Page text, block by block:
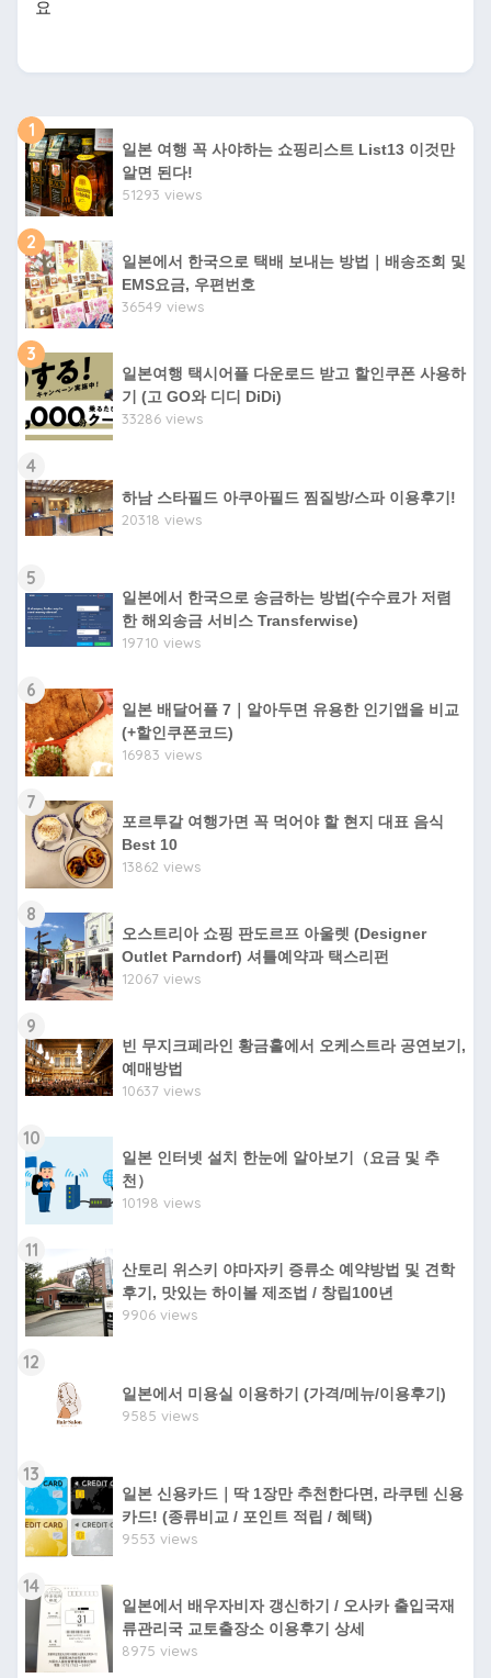
요
1
일본 여행 꼭 사야하는 쇼핑리스트 List13 이것만
알면 된다!
51293 views
2
일본에서 한국으로 택배 보내는 방법｜배송조회 및
EMS요금, 우편번호
36549 views
3
일본여행 택시어플 다운로드 받고 할인쿠폰 사용하
기 (고 GO와 디디 DiDi)
33286 views
4
하남 스타필드 아쿠아필드 찜질방/스파 이용후기!
20318 views
5
일본에서 한국으로 송금하는 방법(수수료가 저렴
한 해외송금 서비스 Transferwise)
19710 views
6
일본 배달어플 7｜알아두면 유용한 인기앱을 비교
(+할인쿠폰코드)
16983 views
7
포르투갈 여행가면 꼭 먹어야 할 현지 대표 음식
Best 10
13862 views
8
오스트리아 쇼핑 판도르프 아울렛 (Designer
Outlet Parndorf) 셔틀예약과 택스리펀
12067 views
9
빈 무지크페라인 황금홀에서 오케스트라 공연보기,
예매방법
10637 views
10
일본 인터넷 설치 한눈에 알아보기（요금 및 추
천）
10198 views
11
산토리 위스키 야마자키 증류소 예약방법 및 견학
후기, 맛있는 하이볼 제조법 / 창립100년
9906 views
12
일본에서 미용실 이용하기 (가격/메뉴/이용후기)
9585 views
13
일본 신용카드｜딱 1장만 추천한다면, 라쿠텐 신용
카드! (종류비교 / 포인트 적립 / 혜택)
9553 views
14
일본에서 배우자비자 갱신하기 / 오사카 출입국재
류관리국 교토출장소 이용후기 상세
8975 views